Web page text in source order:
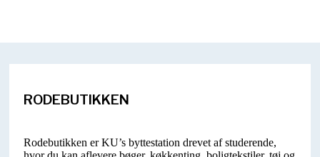
RODEBUTIKKEN
Rodebutikken er KU’s byttestation drevet af studerende,